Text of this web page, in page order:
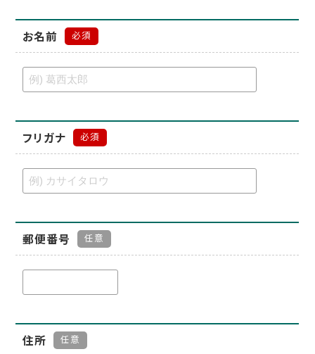
お名前 必須
フリガナ 必須
郵便番号 任意
住所 任意